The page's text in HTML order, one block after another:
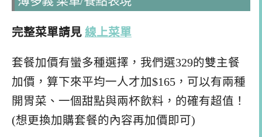
完整菜單請見 線上菜單
套餐加價有蠻多種選擇，我們選329的雙主餐
加價，算下來平均一人才加$165，可以有兩種
開胃菜、一個甜點與兩杯飲料，的確有超值！
(想更換加購套餐的內容再加價即可)